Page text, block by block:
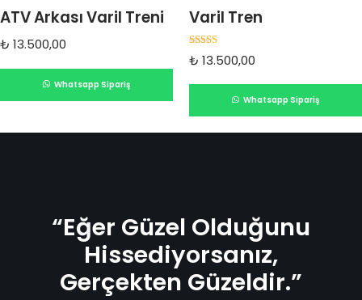
ATV Arkası Varil Treni
₺ 13.500,00
Whatsapp Sipariş
Varil Tren
5 üzerinden
4.75
₺ 13.500,00
Whatsapp Sipariş
“Eğer Güzel Olduğunu
Hissediyorsanız,
Gerçekten Güzeldir.”